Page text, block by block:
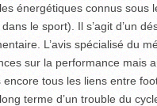
énergétiques connus sous
le sport). Il s’agit d’un
L’avis spécialisé du
sur la performance mais
tous les liens entre
terme d’un trouble du